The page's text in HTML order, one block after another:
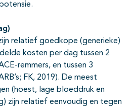
relatief goedkope (generieke)
kosten per dag tussen 2
remmers, en tussen 3
FK, 2019). De meest
(hoest, lage bloeddruk en
zijn relatief eenvoudig en tegen